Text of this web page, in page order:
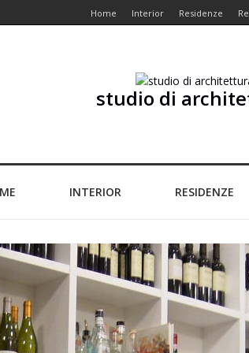
Home Interior Residenze
studio di
INTERIOR RESIDENZE